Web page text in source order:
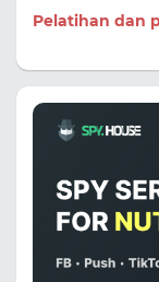
Dalam
beberapa sub-
Esports,
bervariasi
Pelatihan dan